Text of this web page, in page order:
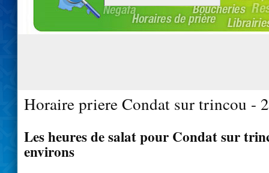
Horaire priere Condat sur trincou -
Les heures de salat pour Condat sur
environs